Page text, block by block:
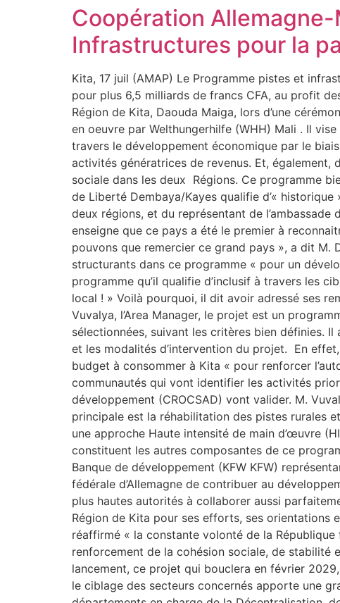
Coopération
Infrastructures pour la
Kita, 17 juil (AMAP) Le Programme pistes et
pour plus 6,5 milliards de francs CFA, au profit
Région de Kita, Daouda Maiga, lors d’une
en oeuvre par Welthungerhilfe (WHH) Mali . Il
travers le développement économique par le
activités génératrices de revenus. Et, également,
sociale dans les deux Régions. Ce programme
de Liberté Dembaya/Kayes qualifie d’«
deux régions, et du représentant de l’ambassade
enseigne que ce pays a été le premier à
pouvons que remercier ce grand pays », a dit M.
structurants dans ce programme « pour un
programme qu’il qualifie d’inclusif à travers les
local ! » Voilà pourquoi, il dit avoir adressé ses
Vuvalya, l’Area Manager, le projet est un
sélectionnées, suivant les critères bien définies.
et les modalités d’intervention du projet. En
budget à consommer à Kita « pour renforcer
communautés qui vont identifier les activités
développement (CROCSAD) vont valider. M.
principale est la réhabilitation des pistes rurales
une approche Haute intensité de main d’œuvre
constituent les autres composantes de ce
Banque de développement (KFW KFW)
fédérale d’Allemagne de contribuer au
plus hautes autorités à collaborer aussi
Région de Kita pour ses efforts, ses orientations
réaffirmé « la constante volonté de la République
renforcement de la cohésion sociale, de stabilité
lancement, ce projet qui bouclera en février
le ciblage des secteurs concernés apporte une